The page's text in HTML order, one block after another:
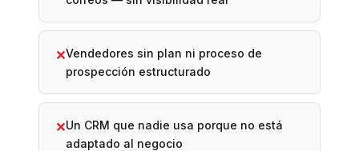
✕Vendedores sin plan ni proceso de
prospección estructurado
✕Un CRM que nadie usa porque no está
adaptado al negocio